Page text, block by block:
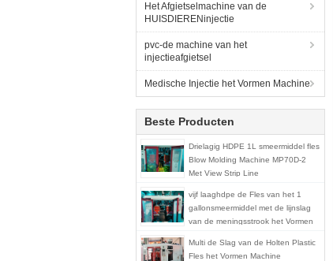
Het Afgietselmachine van de
HUISDIERENinjectie
pvc-de machine van het
injectieafgietsel
Medische Injectie het Vormen Machine
Beste Producten
Drielagig HDPE 1L smeermiddel fles
Blow Molding Machine MP70D-2
Met View Strip Line
vijf laaghdpe de Fles van het 1
gallonsmeermiddel met de lijnslag
van de meningsstrook het Vormen
Multi de Slag van de Holten Plastic
Fles het Vormen Machine